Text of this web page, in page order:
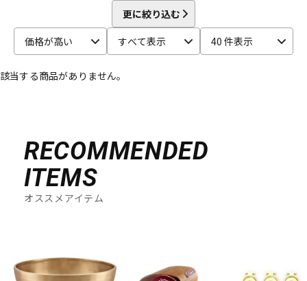
エレキギター アコギ/エレアコ
ベース
キーボード
アンプ エフェクター
更に絞り込む
価格が高い
すべて表示 40 件表示
該当する商品がありません。
RECOMMENDED
ITEMS
オススメアイテム